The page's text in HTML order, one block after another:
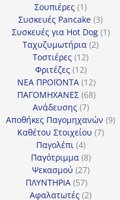
Σουπιέρες 11
προϊόν
Συσκευές Pancake 33
Συσκευές για Hot Dog 11
Ταχυζυμωτήρια 22
Τοστιέρες 1212
προϊόντα
Φριτέζες 1212
προϊόντα
ΝΕΑ ΠΡΟΪΟΝΤΑ 1212
ΠΑΓΟΜΗΧΑΝΕΣ 6868
Ανάδευσης 77
προϊόντα
Αποθήκες Παγομηχανών 99
Καθέτου Στοιχείου 77
Παγολέπι 44
προϊόντα
Παγότριμμα 88
προϊόντα
Ψεκασμού 2727
προϊόντα
ΠΛΥΝΤΗΡΙΑ 5757
προϊόντα
Αφαλατωτές 22